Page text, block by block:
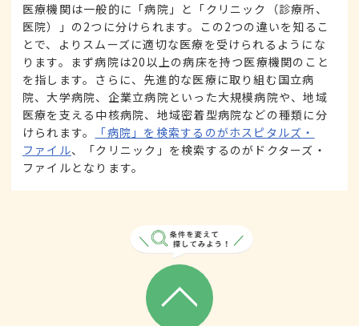
医療機関は一般的に「病院」と「クリニック（診療所、
医院）」の2つに分けられます。この2つの違いを知るこ
とで、よりスムーズに適切な医療を受けられるようにな
ります。まず病院は20以上の病床を持つ医療機関のこと
を指します。さらに、先進的な医療に取り組む国立病
院、大学病院、企業立病院といった大規模病院や、地域
医療を支える中核病院、地域密着型病院などの種類に分
けられます。
「病院」を検索するのがホスピタルズ・
ファイル、「クリニック」を検索するのがドクターズ・
ファイルとなります。